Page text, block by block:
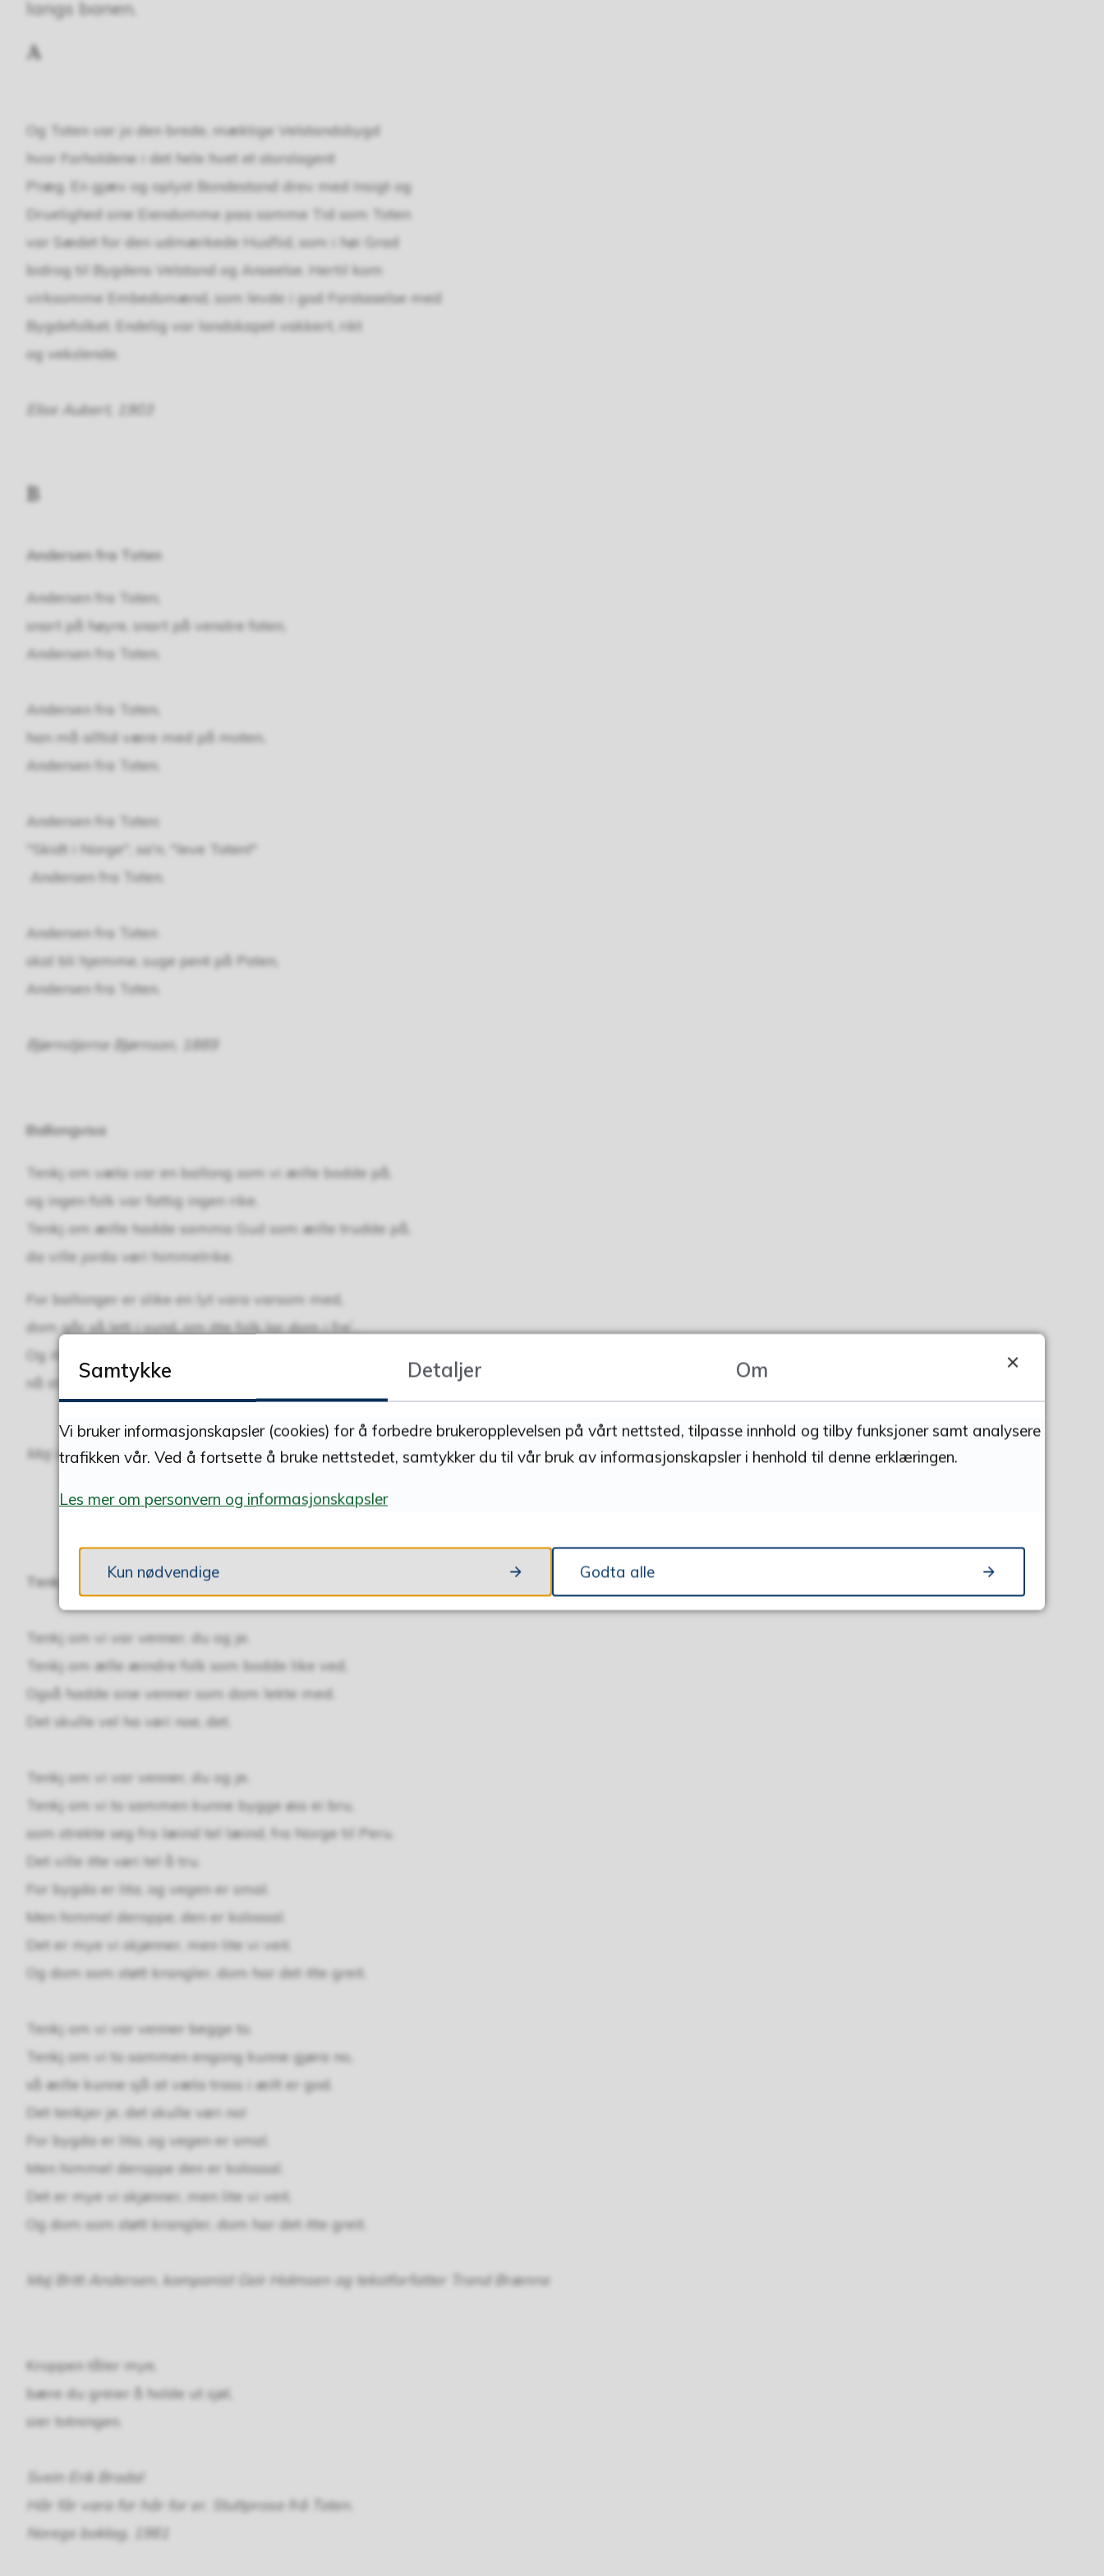
langs banen.
A
Og Toten var jo den brede, mæktige Velstandsbygd
hvor Forholdene i det hele hvet et storslagent
Præg. En gjæv og oplyst Bondestand drev med Insigt og
Druelighed sine Eiendomme paa samme Tid som Toten
var Sædet for den udmærkede Husflid, som i høi Grad
bidrog til Bygdens Velstand og Anseelse. Hertil kom
virksomme Embedsmænd, som levde i god Forstaaelse med
Bygdefolket. Endelig var landskapet vakkert, rikt
og vekslende.
Elise Aubert, 1903
B
Andersen fra Toten
Andersen fra Toten,
snart på høyre, snart på venstre foten,
Andersen fra Toten.
Andersen fra Toten,
han må alltid være med på moten,
Andersen fra Toten.
Andersen fra Toten:
"Skidt i Norge", sa'n, "leve Toten!"
Andersen fra Toten.
Andersen fra Toten
skal bli hjemme, suge pent på Poten,
Andersen fra Toten.
Bjørnstjerne Bjørnson, 1889
Ballongvisa
Tenkj om væla var en ballong som vi æille bodde på,
og ingen folk var fattig ingen rike.
Tenkj om æille hadde samma Gud som æille trudde på,
da ville jorda vøri himmelrike.
For ballonger er slike en lyt vara varsom med,
dom går så lett i sund, om itte folk lar dom i fre`.
Og itte kæin vel noen si at halvparten er min,
nå stikk je høl i ballongdelen din.
Maj Britt Andersen, komponist Geir Holmsen og tekstforfatter Trond Brænne
Tenkj om vi var venner
Tenkj om vi var venner, du og je.
Tenkj om ælle æindre folk som bodde like ved,
Også hadde sine venner som dom lekte med.
Det skulle vel ha vøri noe, det.
Tenkj om vi var venner, du og je.
Tenkj om vi to sammen kunne bygge øss ei bru,
som strekte seg fra læind tel læind, fra Norge til Peru.
Det ville itte vøri tel å tru.
For bygda er lita, og vegen er smal.
Men himmel deroppe, den er kolossal.
Det er mye vi skjønner, men lite vi veit.
Og dom som støtt krangler, dom har det itte greit.
Tenkj om vi var venner begge to.
Tenkj om vi to sammen engong kunne gjøra no,
så æille kunne sjå at væla trass i æilt er god.
Det tenkjer je, det skulle vøri no!
For bygda er lita, og vegen er smal.
Men himmel deroppe den er kolossal.
Det er mye vi skjønner, men lite vi veit.
Og dom som støtt krangler, dom har det itte greit.
Maj Britt Andersen, komponist Geir Holmsen og tekstforfatter Trond Brænne
Kroppen tåler mye,
bære du greier å holde ut sjøl,
sier totningen.
Svein Erik Brodal
Hår får vara for hår for er. Stuttprosa frå Toten.
Noregs boklag, 1981
Samtykke Detaljer Om
Vi bruker informasjonskapsler (cookies) for å forbedre brukeropplevelsen på vårt nettsted, tilpasse innhold og tilby funksjoner samt analysere
trafikken vår. Ved å fortsette å bruke nettstedet, samtykker du til vår bruk av informasjonskapsler i henhold til denne erklæringen.
Les mer om personvern og informasjonskapsler
Kun nødvendige Godta alle